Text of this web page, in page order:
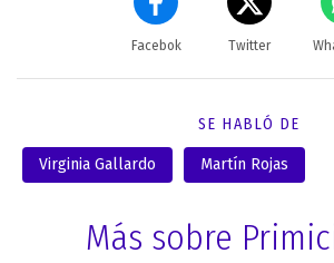
Facebok Twitter
SE HABLÓ DE
Virginia Gallardo Martín Rojas
Más sobre